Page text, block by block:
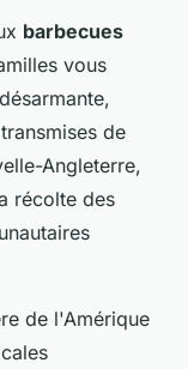
barbecues
vous
de
Angleterre,
récolte des
de l'Amérique